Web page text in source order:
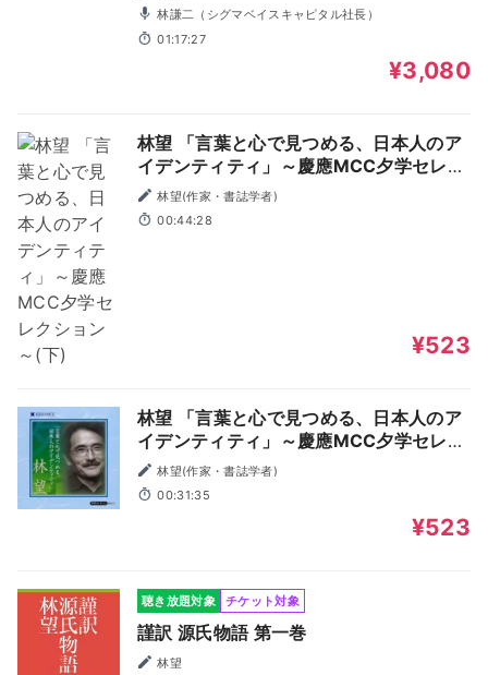
林謙二（シグマベイスキャピタル社長）
01:17:27
¥3,080
林望 「言葉と心で見つめる、日本人のア
イデンティティ」～慶應MCC夕学セレク
ション～(下)
林望(作家・書誌学者)
00:44:28
¥523
林望 「言葉と心で見つめる、日本人のア
イデンティティ」～慶應MCC夕学セレク
ション～(上)
林望(作家・書誌学者)
00:31:35
¥523
聴き放題対象 チケット対象
謹訳 源氏物語 第一巻
林望